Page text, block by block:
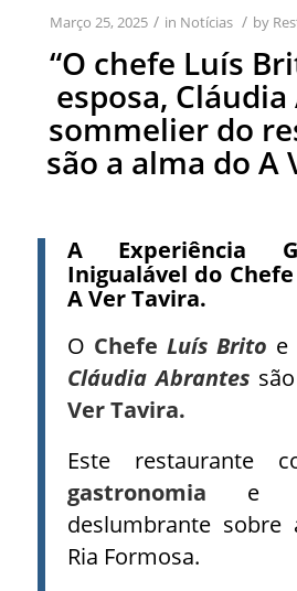
Março 25, 2025 / in Notícias / by
“O chefe Luís
esposa,
sommelier do
são a alma do A
A Experiência
Inigualável do Chefe
A Ver Tavira.
O Chefe Luís Brito e
Cláudia Abrantessão
Ver Tavira.
Este restaurante
gastronomia e
deslumbrante
Ria Formosa.